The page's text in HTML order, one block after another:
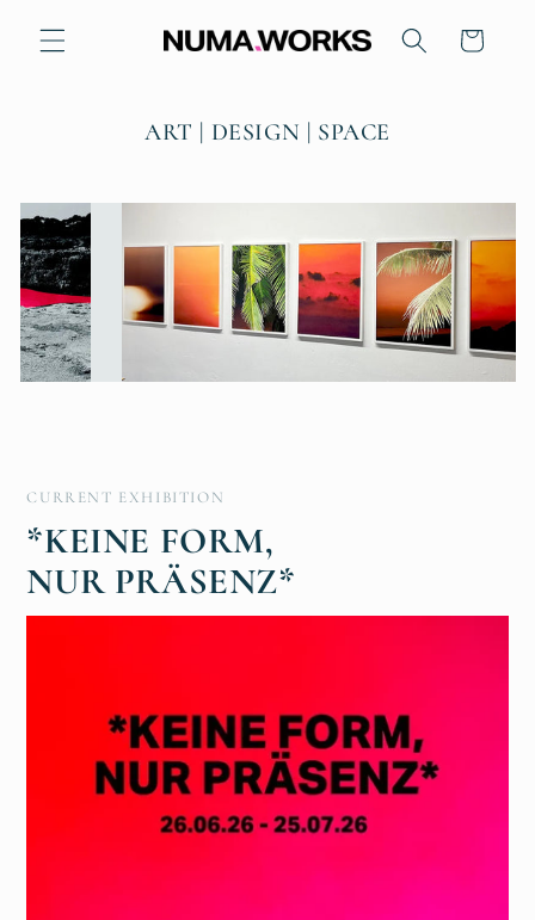
zum
Inhalt
Warenkorb
ART | DESIGN | SPACE
CURRENT EXHIBITION
*KEINE FORM,
NUR PRÄSENZ*